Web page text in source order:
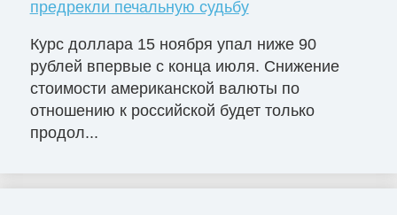
предрекли печальную судьбу
Курс доллара 15 ноября упал ниже 90
рублей впервые с конца июля. Снижение
стоимости американской валюты по
отношению к российской будет только
продол...